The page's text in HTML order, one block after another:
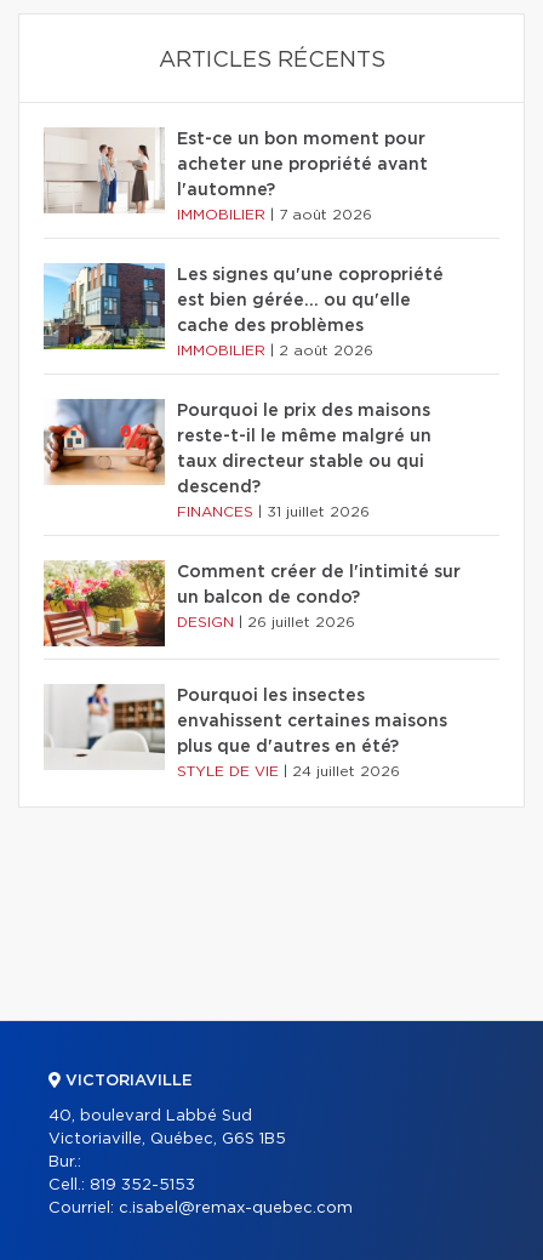
ARTICLES RÉCENTS
Est-ce un bon moment pour
acheter une propriété avant
l'automne?
IMMOBILIER 7 août 2026
Les signes qu'une copropriété
est bien gérée… ou qu'elle
cache des problèmes
IMMOBILIER 2 août 2026
Pourquoi le prix des maisons
reste-t-il le même malgré un
taux directeur stable ou qui
descend?
FINANCES 31 juillet 2026
Comment créer de l'intimité sur
un balcon de condo?
DESIGN 26 juillet 2026
Pourquoi les insectes
envahissent certaines maisons
plus que d'autres en été?
STYLE DE VIE 24 juillet 2026
VICTORIAVILLE
40, boulevard Labbé Sud
Victoriaville, Québec, G6S 1B5
Bur.:
Cell.: 819 352-5153
Courriel: c.isabel@remax-quebec.com